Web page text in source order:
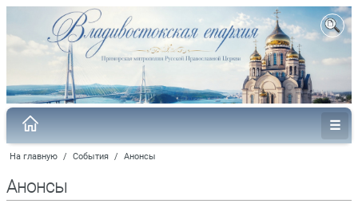
На главную / События / Анонсы
Анонсы